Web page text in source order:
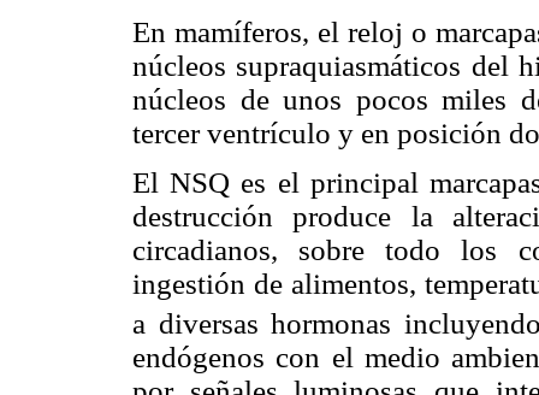
En mamíferos, el reloj o
núcleos supraquiasmáticos del
núcleos de unos pocos miles
tercer ventrículo y en posición
El NSQ es el principal
destrucción produce la
circadianos, sobre todo los
ingestión de alimentos,
a diversas hormonas
endógenos con el medio